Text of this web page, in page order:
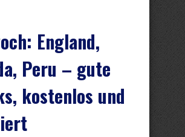
England,
Peru – gute
kostenlos und